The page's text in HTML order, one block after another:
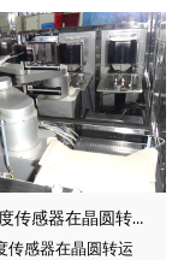
振动加速度传感器在晶圆转运中的应用
传感器在晶圆转运